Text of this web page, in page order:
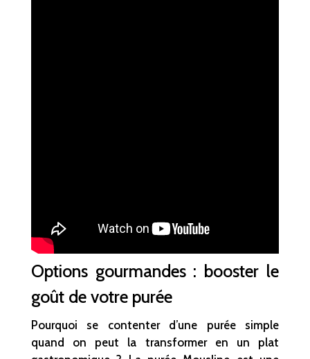
Options gourmandes : booster le
goût de votre purée
Pourquoi se contenter d’une purée simple
quand on peut la transformer en un plat